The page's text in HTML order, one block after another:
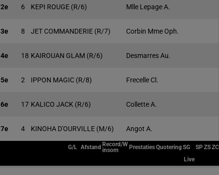
2e 6 KEPI ROUGE (R/6) Mlle Lepage A.
3e 8 JET COMMANDERIE (R/7) Corbin Mme Oph.
4e 18 KAIROUAN GLAM (R/6) Desmarres Au.
5e 2 IPPON MAGIC (R/8) Frecelle Cl.
6e 17 KALICO JACK (R/6) Collette A.
7e 4 KINOHA D'OURVILLE (M/6) Angot A.
G/L Afstand Record/W
insom
PrestatiesQuoteringSG SPZSZC
Live